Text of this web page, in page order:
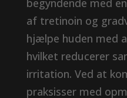
begyndende med
af tretinoin og
hjælpe huden med
hvilket reducerer
irritation. Ved at
praksisser med